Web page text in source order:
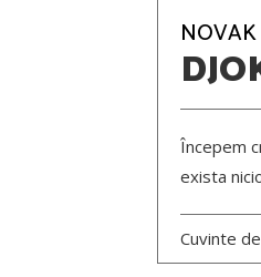
NOVAK
Începem
exista
Cuvinte de